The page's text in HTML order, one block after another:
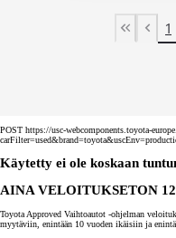
First
1
POST https://usc-webcomponents.toyota-
Käytetty ei ole koskaan
AINA VELOITUKSETON
Toyota Approved Vaihtoautot -ohjelman
myytäviin, enintään 10 vuoden ikäisiin ja